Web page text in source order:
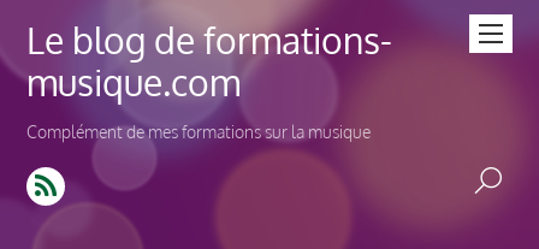
Le blog de formations-
musique.com
Complément de mes formations sur la musique